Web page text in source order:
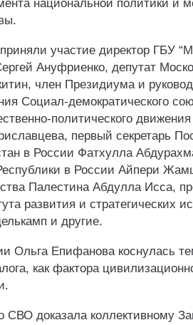
национальной политики и
участие директор ГБУ
Ануфриенко, депутат
член Президиума и
Социал-демократического
политического
первый секретарь
в России Фатхулла
в России Айпери
Палестина Абдулла Исса,
развития и стратегических
и другие.
Ольга Епифанова коснулась
как фактора
СВО доказала коллективному